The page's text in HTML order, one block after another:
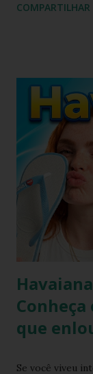
tanto do calor
será molhado
encolher de 1 a
utilizar o
ele está mais
medir com o
portanto não se
sim! * Fonte:
https://
29037645
chi...
COMPARTILHAR
que
Se você viveu